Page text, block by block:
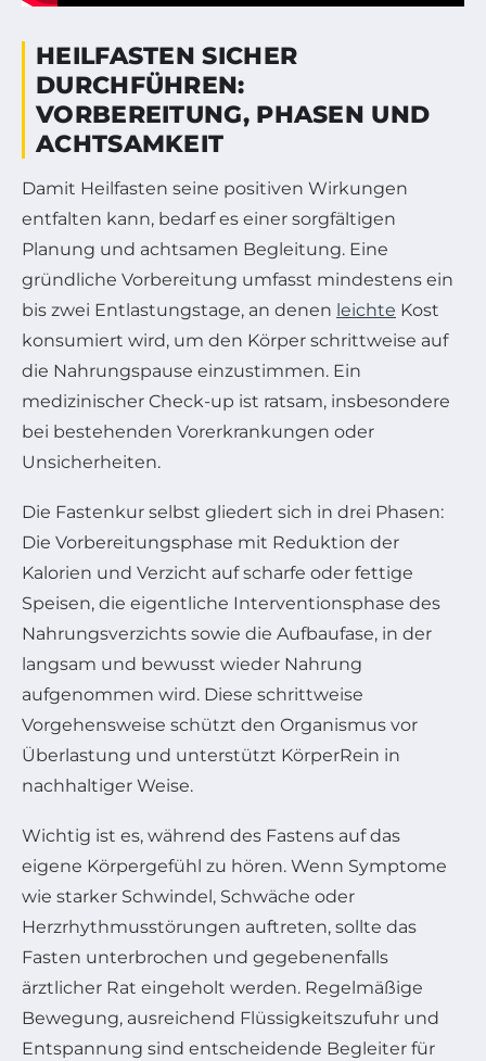
HEILFASTEN SICHER
DURCHFÜHREN:
VORBEREITUNG, PHASEN UND
ACHTSAMKEIT
Damit Heilfasten seine positiven Wirkungen
entfalten kann, bedarf es einer sorgfältigen
Planung und achtsamen Begleitung. Eine
gründliche Vorbereitung umfasst mindestens ein
bis zwei Entlastungstage, an denen leichte Kost
konsumiert wird, um den Körper schrittweise auf
die Nahrungspause einzustimmen. Ein
medizinischer Check-up ist ratsam, insbesondere
bei bestehenden Vorerkrankungen oder
Unsicherheiten.
Die Fastenkur selbst gliedert sich in drei Phasen:
Die Vorbereitungsphase mit Reduktion der
Kalorien und Verzicht auf scharfe oder fettige
Speisen, die eigentliche Interventionsphase des
Nahrungsverzichts sowie die Aufbaufase, in der
langsam und bewusst wieder Nahrung
aufgenommen wird. Diese schrittweise
Vorgehensweise schützt den Organismus vor
Überlastung und unterstützt KörperRein in
nachhaltiger Weise.
Wichtig ist es, während des Fastens auf das
eigene Körpergefühl zu hören. Wenn Symptome
wie starker Schwindel, Schwäche oder
Herzrhythmusstörungen auftreten, sollte das
Fasten unterbrochen und gegebenenfalls
ärztlicher Rat eingeholt werden. Regelmäßige
Bewegung, ausreichend Flüssigkeitszufuhr und
Entspannung sind entscheidende Begleiter für